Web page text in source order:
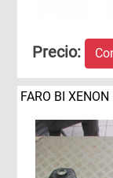
Precio:
FARO BI